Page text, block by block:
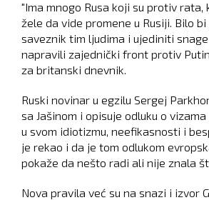
"Ima mnogo Rusa koji su protiv rata,
žele da vide promene u Rusiji. Bilo
saveznik tim ljudima i ujediniti
napravili zajednički front protiv
za britanski dnevnik.
Ruski novinar u egzilu Sergej
sa Jašinom i opisuje odluku o
u svom idiotizmu, neefikasnosti i
je rekao i da je tom odlukom
pokaže da nešto radi ali nije znala
Nova pravila već su na snazi i izvor